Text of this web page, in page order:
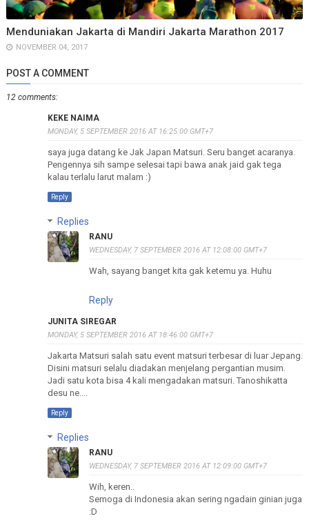
Menduniakan Jakarta di Mandiri Jakarta Marathon 2017
NOVEMBER 04, 2017
POST A COMMENT
12 comments:
KEKE NAIMA
MONDAY, 5 SEPTEMBER 2016 AT 16:25:00 GMT+7
saya juga datang ke Jak Japan Matsuri. Seru banget acaranya.
Pengennya sih sampe selesai tapi bawa anak jaid gak tega
kalau terlalu larut malam :)
Reply
Replies
RANU
WEDNESDAY, 7 SEPTEMBER 2016 AT 12:08:00 GMT+7
Wah, sayang banget kita gak ketemu ya. Huhu
Reply
JUNITA SIREGAR
MONDAY, 5 SEPTEMBER 2016 AT 18:46:00 GMT+7
Jakarta Matsuri salah satu event matsuri terbesar di luar Jepang.
Disini matsuri selalu diadakan menjelang pergantian musim.
Jadi satu kota bisa 4 kali mengadakan matsuri. Tanoshikatta
desu ne....
Reply
Replies
RANU
WEDNESDAY, 7 SEPTEMBER 2016 AT 12:09:00 GMT+7
Wih, keren..
Semoga di Indonesia akan sering ngadain ginian juga
:D